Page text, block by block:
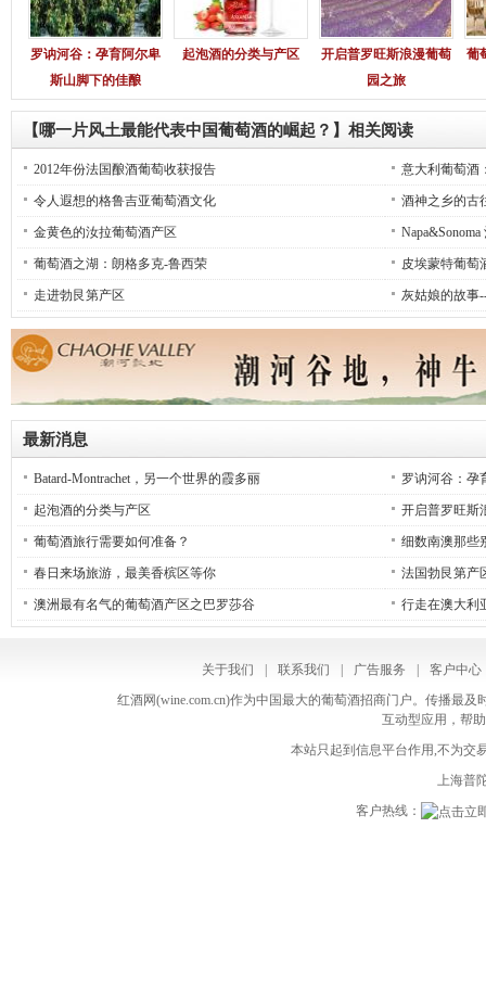
罗讷河谷：孕育阿尔卑
斯山脚下的佳酿
起泡酒的分类与产区
开启普罗旺斯浪漫葡萄
园之旅
葡
【哪一片风土最能代表中国葡萄酒的崛起？】相关阅读
2012年份法国酿酒葡萄收获报告 意大利葡萄酒
令人遐想的格鲁吉亚葡萄酒文化 酒神之乡的古
金黄色的汝拉葡萄酒产区
葡萄酒之湖：朗格多克-鲁西荣 皮埃蒙特葡萄
走进勃艮第产区 灰姑娘的故事
最新消息
Batard-Montrachet，另一个世界的霞多丽 罗讷河谷：孕
起泡酒的分类与产区 开启普罗旺斯
葡萄酒旅行需要如何准备？ 细数南澳那些
春日来场旅游，最美香槟区等你 法国勃艮第产
澳洲最有名气的葡萄酒产区之巴罗莎谷 行走在澳大利
关于我们 联系我们 广告服务
客户中心
红酒网(wine.com.cn)作为中国最大的葡萄酒招商门户。传播最
互动型应用，帮
本站只起到信息平台作用,不为交
上海普
客户热线：